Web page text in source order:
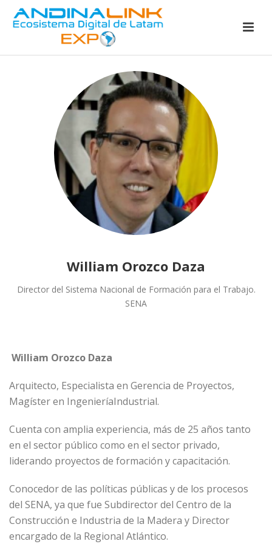
William Orozco Daza
Director del Sistema Nacional de Formación para el Trabajo.
SENA
William Orozco Daza
Arquitecto, Especialista en Gerencia de Proyectos,
Magíster en IngenieríaIndustrial.
Cuenta con amplia experiencia, más de 25 años tanto
en el sector público como en el sector privado,
liderando proyectos de formación y capacitación.
Conocedor de las políticas públicas y de los procesos
del SENA, ya que fue Subdirector del Centro de la
Construcción e Industria de la Madera y Director
encargado de la Regional Atlántico.